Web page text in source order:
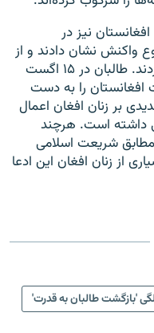
نیز در
واکنش نشان دادند و از
وضعیت جاری در افغانستان انتقاد کردند. طالبان در ۱۵ اگست
افغانستان را به دست
بر زنان افغان اعمال
داشته است. هرچند
مطابق شریعت اسلامی
از زنان افغان این ادعا
'بازگشت طالبان به قدرت'